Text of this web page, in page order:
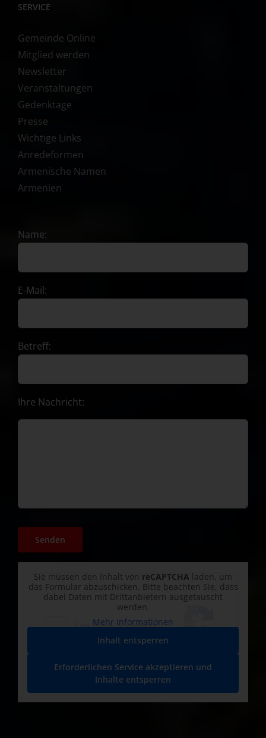
SERVICE
Gemeinde Online
Mitglied werden
Newsletter
Veranstaltungen
Gedenktage
Presse
Wichtige Links
Anredeformen
Armenische Namen
Armenien
Name:
E-Mail:
Betreff:
Ihre Nachricht:
Sie müssen den Inhalt von reCAPTCHA laden, um
das Formular abzuschicken. Bitte beachten Sie, dass
dabei Daten mit Drittanbietern ausgetauscht
werden.
Mehr Informationen
Inhalt entsperren
Erforderlichen Service akzeptieren und
Inhalte entsperren